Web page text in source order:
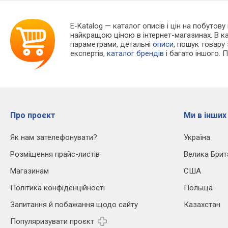
E-Katalog — каталог описів і цін на
найкращою ціною в інтернет-магазинах. В
параметрами, детальніописи, пошук
експертів,каталог брендів і багато іншого.
Про проєкт
Як нам зателефонувати?
Розміщення прайс-листів
Магазинам
Політика конфіденційності
Запитання й побажання щодо сайту
Популяризувати проєкт
Ми в інших
Україна
Велика
США
Польща
Казахстан